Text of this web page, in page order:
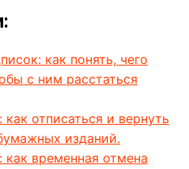
как понять, чего
с ним расстаться
отписаться и вернуть
изданий.
временная отмена